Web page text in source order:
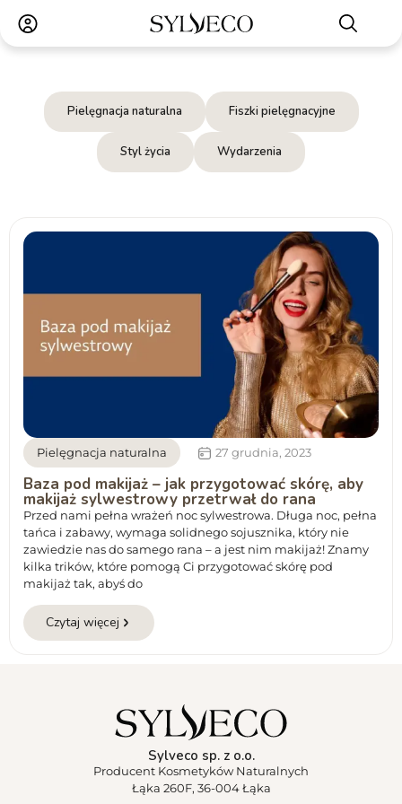
Pielęgnacja naturalna Fiszki pielęgnacyjne
Styl życia Wydarzenia
Pielęgnacja naturalna 27 grudnia, 2023
Baza pod makijaż – jak przygotować skórę, aby
makijaż sylwestrowy przetrwał do rana
Przed nami pełna wrażeń noc sylwestrowa. Długa noc, pełna
tańca i zabawy, wymaga solidnego sojusznika, który nie
zawiedzie nas do samego rana – a jest nim makijaż! Znamy
kilka trików, które pomogą Ci przygotować skórę pod
makijaż tak, abyś do
Czytaj więcej
Sylveco sp. z o.o.
Producent Kosmetyków Naturalnych
Łąka 260F, 36-004 Łąka